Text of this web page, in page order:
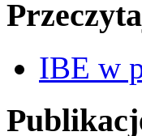
IBE w